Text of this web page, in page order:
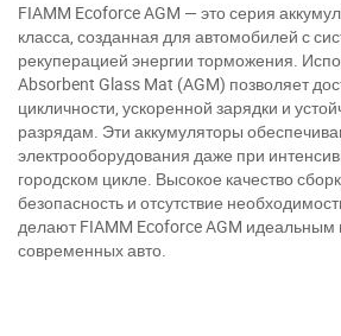
FIAMM Ecoforce AGM — это серия
класса, созданная для автомобилей с
рекуперацией энергии торможения.
Absorbent Glass Mat (AGM) позволяет
цикличности, ускоренной зарядки и
разрядам. Эти аккумуляторы
электрооборудования даже при
городском цикле. Высокое качество
безопасность и отсутствие
делают FIAMM Ecoforce AGM
современных авто.